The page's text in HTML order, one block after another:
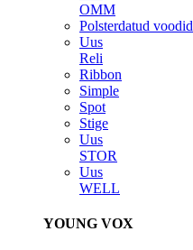
OMM
Polsterdatud voodid
Uus
Reli
Ribbon
Simple
Spot
Stige
Uus
STOR
Uus
WELL
YOUNG VOX